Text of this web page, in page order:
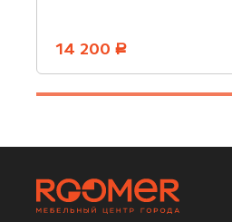
14 200 руб.